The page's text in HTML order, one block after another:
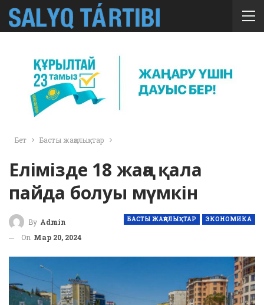
Бет Басты жаңалықтар
Елімізде 18 жаңа қала
пайда болуы мүмкін
БАСТЫ ЖАҢАЛЫҚТАР ЭКОНОМИКА
By Admin
On Мар 20, 2024